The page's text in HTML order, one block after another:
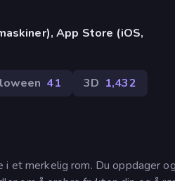
App Store (iOS,
41 3D 1,432
et merkelig rom. Du oppdager